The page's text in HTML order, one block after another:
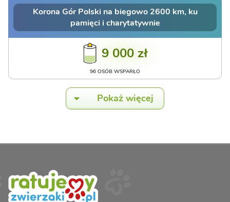
Korona Gór Polski na biegowo 2600 km, ku
pamięci i charytatywnie
9 000 zł
96 OSÓB WSPARŁO
Pokaż więcej